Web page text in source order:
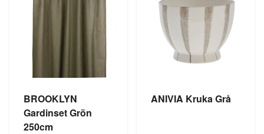
BROOKLYN
Gardinset Grön
250cm
ANIVIA Kruka Grå